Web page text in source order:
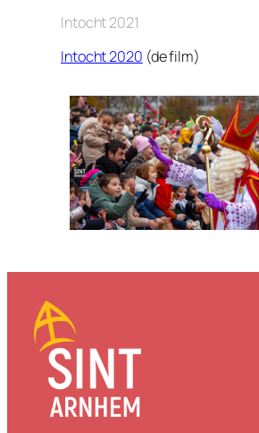
Intocht 2021
Intocht 2020 (de film)